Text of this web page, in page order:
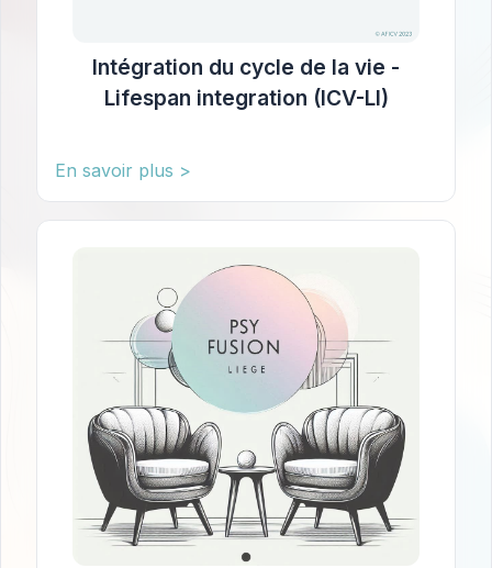
Intégration du cycle de la vie -
Lifespan integration (ICV-LI)
En savoir plus >